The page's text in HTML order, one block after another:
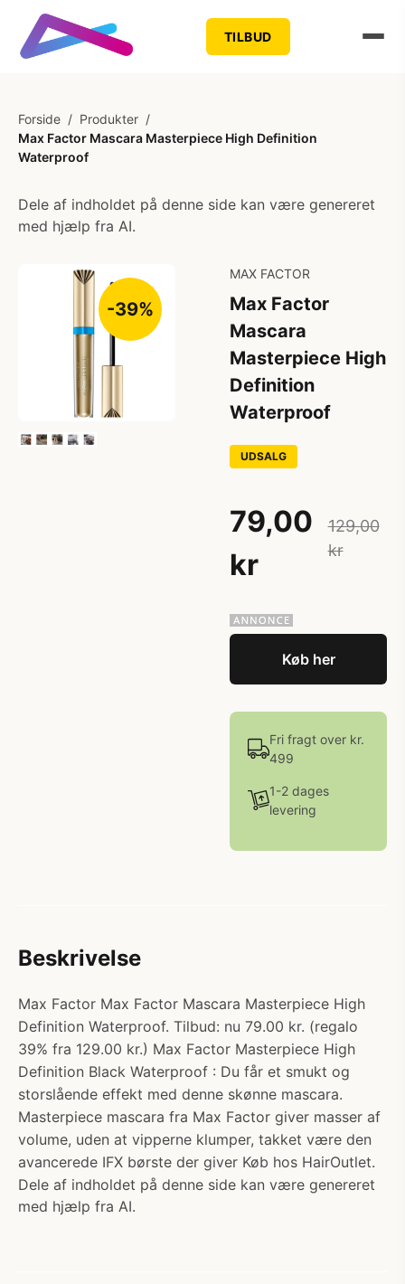
TILBUD
Forside / Produkter /
Max Factor Mascara Masterpiece High Definition
Waterproof
Dele af indholdet på denne side kan være genereret
med hjælp fra AI.
-39%
MAX FACTOR
Max Factor
Mascara
Masterpiece High
Definition
Waterproof
UDSALG
79,00
kr
129,00
kr
Køb her
Fri fragt over kr.
499
1-2 dages
levering
Beskrivelse
Max Factor Max Factor Mascara Masterpiece High
Definition Waterproof. Tilbud: nu 79.00 kr. (regalo
39% fra 129.00 kr.) Max Factor Masterpiece High
Definition Black Waterproof : Du får et smukt og
storslående effekt med denne skønne mascara.
Masterpiece mascara fra Max Factor giver masser af
volume, uden at vipperne klumper, takket være den
avancerede IFX børste der giver Køb hos HairOutlet.
Dele af indholdet på denne side kan være genereret
med hjælp fra AI.